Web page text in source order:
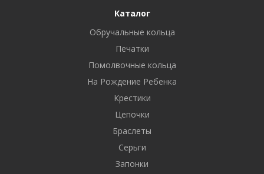
Каталог
Обручальные кольца
Печатки
Помолвочные кольца
На Рождение Ребенка
Крестики
Цепочки
Браслеты
Серьги
Запонки